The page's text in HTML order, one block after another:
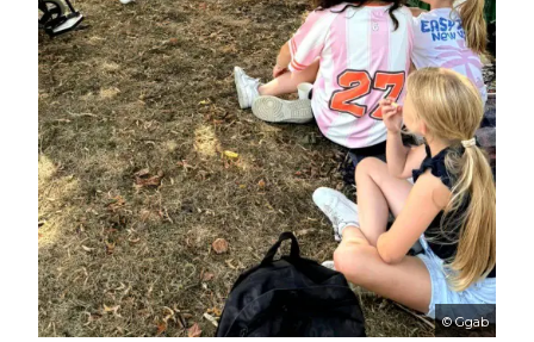
© Ggab